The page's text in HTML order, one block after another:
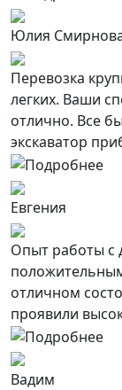
Юлия
Перевозка
легких. Ваши
отлично. Все
экскаватор
Евгения
Опыт работы с
отличном
проявили
Вадим